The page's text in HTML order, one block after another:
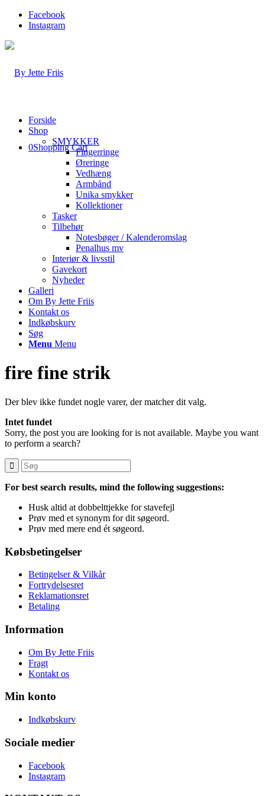
Facebook
Instagram
0Shopping Cart
Forside
Shop
SMYKKER
Fingerringe
Øreringe
Vedhæng
Armbånd
Unika smykker
Kollektioner
Tasker
Tilbehør
Notesbøger / Kalenderomslag
Penalhus mv
Interiør & livsstil
Gavekort
Nyheder
Galleri
Om By Jette Friis
Kontakt os
Indkøbskurv
Søg
Menu Menu
fire fine strik
Der blev ikke fundet nogle varer, der matcher dit valg.
Intet fundet
Sorry, the post you are looking for is not available. Maybe you want
to perform a search?
For best search results, mind the following suggestions:
Husk altid at dobbelttjekke for stavefejl
Prøv med et synonym for dit søgeord.
Prøv med mere end ét søgeord.
Købsbetingelser
Betingelser & Vilkår
Fortrydelsesret
Reklamationsret
Betaling
Information
Om By Jette Friis
Fragt
Kontakt os
Min konto
Indkøbskurv
Sociale medier
Facebook
Instagram